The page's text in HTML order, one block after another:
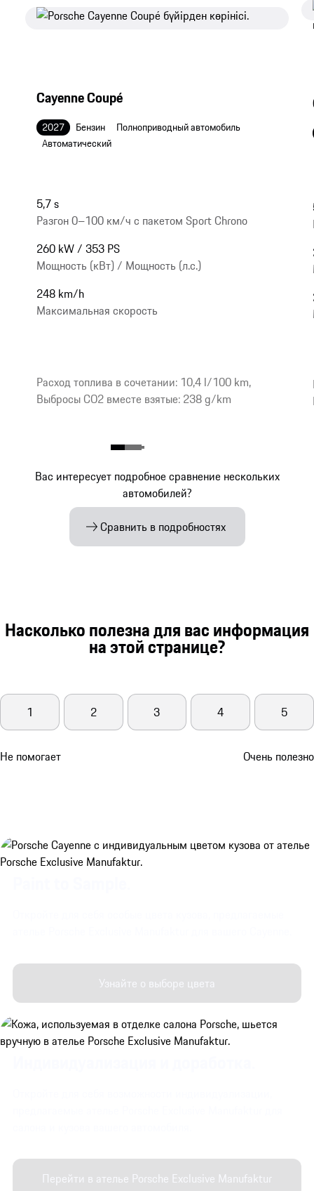
Cayenne Coupé
2027 Бензин
Полноприводный автомобиль
Автоматический
5,7 s
Разгон 0–100 км/ч с пакетом Sport Chrono
260 kW / 353 PS
Мощность (кВт) / Мощность (л.с.)
248 km/h
Максимальная скорость
Расход топлива в сочетании: 10,4 l/100 km,
Выбросы CO2 вместе взятые: 238 g/km
Вас интересует подробное сравнение нескольких
автомобилей?
Сравнить в подробностях
Насколько полезна для вас информация
на этой странице?
Не помогает
1 2 3 4 5
Очень полезно
Узнайте о выборе цвета
Перейти в ателье Porsche Exclusive Manufaktur